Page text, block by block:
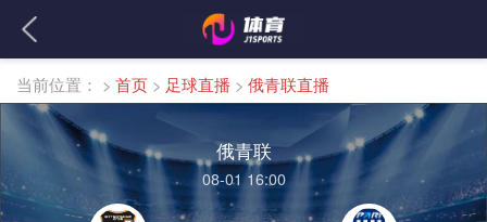
当前位置： > 首页 > 足球直播 > 俄青联直播
俄青联
08-01 16:00